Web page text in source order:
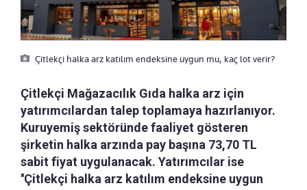
Çitlekçi halka arz katılım endeksine uygun mu, kaç lot verir?
Çitlekçi Mağazacılık Gıda halka arz için
yatırımcılardan talep toplamaya hazırlanıyor.
Kuruyemiş sektöründe faaliyet gösteren
şirketin halka arzında pay başına 73,70 TL
sabit fiyat uygulanacak. Yatırımcılar ise
''Çitlekçi halka arz katılım endeksine uygun